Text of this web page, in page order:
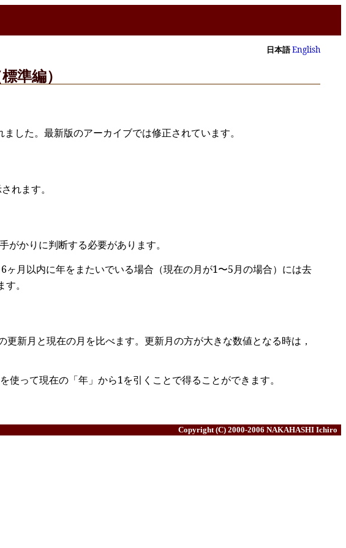
日本語English
準編）
した。最新版のアーカイブでは修正されています。
れます。
かりに判断する必要があります。
月以内に年をまたいでいる場合（現在の月が1〜5月の場合）には去
。
新月と現在の月を比べます。更新月の方が大きな数値となる時は，
使って現在の「年」から1を引くことで得ることができます。
Copyright (C) 2000-2006 NAKAHASHI Ichiro